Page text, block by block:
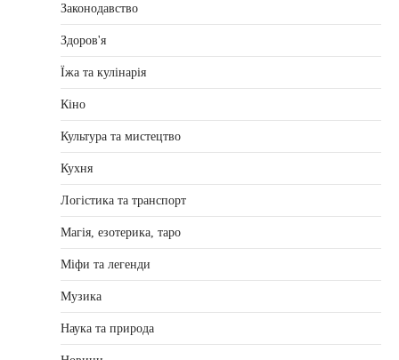
Законодавство
Здоров'я
Їжа та кулінарія
Кіно
Культура та мистецтво
Кухня
Логістика та транспорт
Магія, езотерика, таро
Міфи та легенди
Музика
Наука та природа